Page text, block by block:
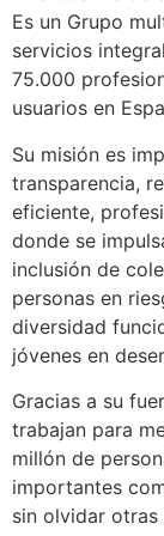
Es un Grupo
servicios
75.000
usuarios en
Su misión es
transparencia,
eficiente,
donde se
inclusión de
personas en
diversidad
jóvenes en
Gracias a su
trabajan para
millón de
importantes
sin olvidar